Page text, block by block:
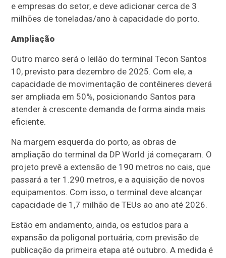
e empresas do setor, e deve adicionar cerca de 3
milhões de toneladas/ano à capacidade do porto.
Ampliação
Outro marco será o leilão do terminal Tecon Santos
10, previsto para dezembro de 2025. Com ele, a
capacidade de movimentação de contêineres deverá
ser ampliada em 50%, posicionando Santos para
atender à crescente demanda de forma ainda mais
eficiente.
Na margem esquerda do porto, as obras de
ampliação do terminal da DP World já começaram. O
projeto prevê a extensão de 190 metros no cais, que
passará a ter 1.290 metros, e a aquisição de novos
equipamentos. Com isso, o terminal deve alcançar
capacidade de 1,7 milhão de TEUs ao ano até 2026.
Estão em andamento, ainda, os estudos para a
expansão da poligonal portuária, com previsão de
publicação da primeira etapa até outubro. A medida é